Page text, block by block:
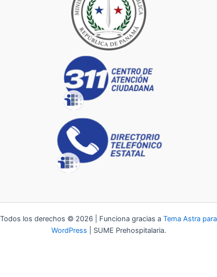
Todos los derechos © 2026 | Funciona gracias a Tema Astra para
WordPress | SUME Prehospitalaria.